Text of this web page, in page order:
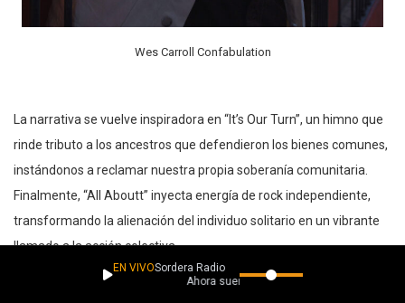
Wes Carroll Confabulation
La narrativa se vuelve inspiradora en “It’s Our Turn”, un himno que
rinde tributo a los ancestros que defendieron los bienes comunes,
instándonos a reclamar nuestra propia soberanía comunitaria.
Finalmente, “All Aboutt” inyecta energía de rock independiente,
transformando la alienación del individuo solitario en un vibrante
llamado a la acción colectiva.
Con una producción que equilibra la planificación meticulosa y la
EN VIVOSordera Radio
Ahora suena